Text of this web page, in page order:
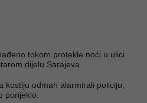
tokom protekle noći u ulici
dijelu Sarajeva.
kostiju odmah alarmirali policiju,
porijeklo.